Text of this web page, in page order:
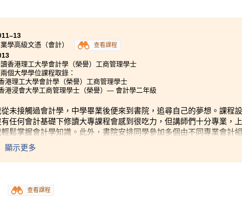
學高級文憑（會計）
查看課程
香港理工大學會計學（榮譽）工商管理學士
個大學學位課程取錄：
港理工大學會計學（榮譽）工商管理學士
港浸會大學工商管理學士（榮譽）— 會計學二年級
未接觸過會計學，中學畢業後便來到書院，追尋自己的夢想。課程
任何會計基礎下修讀大專課程會感到很吃力，但講師們十分專業，
輕鬆掌握會計學知識。此外，書院安排同學參加多個由不同專業會計
到的知識應用在日常生活中不同的個案中。在書院，我很開心認識了
每天上學都是一件很快樂的事。
顯示更多
查看課程